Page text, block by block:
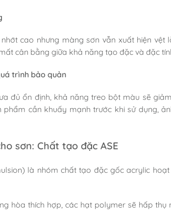
cao nhưng màng sơn vẫn xuất hiện
cân bằng giữa khả năng tạo đặc và đặc
trình bảo quản
đủ ổn định, khả năng treo bột màu sẽ
phẩm cần khuấy mạnh trước khi sử dụng,
sơn: Chất tạo đặc ASE
là nhóm chất tạo đặc gốc acrylic
hòa thích hợp, các hạt polymer sẽ hấp